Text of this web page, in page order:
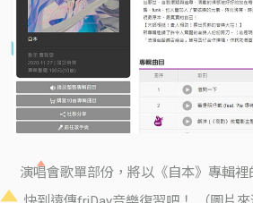
演唱會歌單部份，將以《自本》專輯